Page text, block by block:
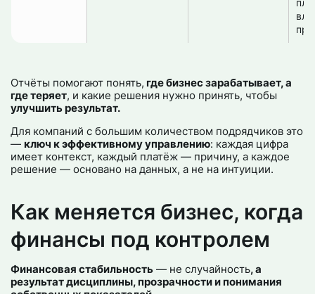
Отчёты помогают понять, где бизнес зарабатывает, а
где теряет, и какие решения нужно принять, чтобы
улучшить результат.
Для компаний с большим количеством подрядчиков это
— ключ к эффективному управлению: каждая цифра
имеет контекст, каждый платёж — причину, а каждое
решение — основано на данных, а не на интуиции.
Как меняется бизнес, когда
финансы под контролем
Финансовая стабильность — не случайность, а
результат дисциплины, прозрачности и понимания